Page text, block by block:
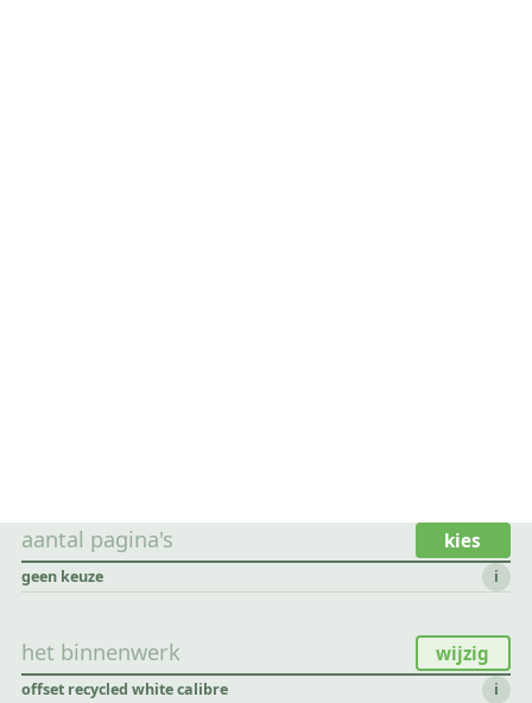
aantal pagina's kies
geen keuze i
het binnenwerk wijzig
offset recycled white calibre i